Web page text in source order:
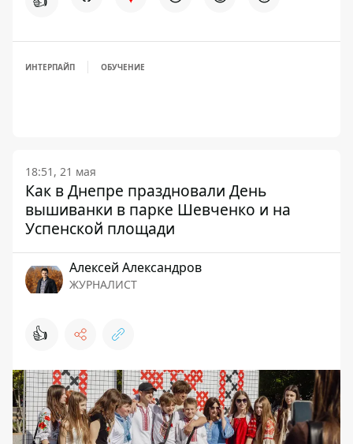
ИНТЕРПАЙП ОБУЧЕНИЕ
18:51, 21 мая
Как в Днепре праздновали День
вышиванки в парке Шевченко и на
Успенской площади
Алексей Александров
ЖУРНАЛИСТ
👍